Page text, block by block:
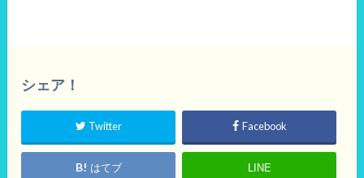
シェア！
Twitter Facebook
はてブ LINE